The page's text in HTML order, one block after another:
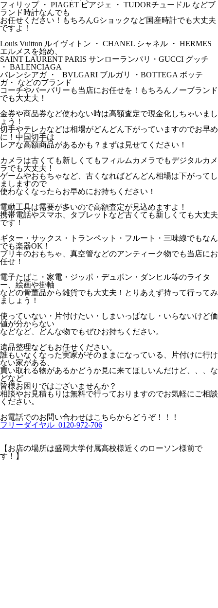
フィリップ ・ PIAGET ピアジェ ・ TUDORチュードル などブ
ランド時計なんでも
お任せください！もちろんGショックなど国産時計でも大丈夫
ですよ！
Louis Vuitton ルイヴィトン ・ CHANEL シャネル ・ HERMES
エルメスを始め、
SAINT LAURENT PARIS サンローランパリ・GUCCI グッチ
・ BALENCIAGA
バレンシアガ ・ BVLGARI ブルガリ ・BOTTEGA ボッテ
ガ・ などのブランド
コーチやバーバリーも当店にお任せを！もちろんノーブランド
でも大丈夫！
金券や商品券など使わない時は高額査定で現金化しちゃいまし
ょう！
切手やテレカなどは相場がどんどん下がっていますのでお早め
に！中国切手は
レアな高額商品があるかも？まずは見せてください！
カメラは古くても新しくてもフィルムカメラでもデジタルカメ
ラでも大丈夫！
ゲームやおもちゃなど、古くなればどんどん相場は下がってし
ましますので
使わなくなったらお早めにお持ちください！
電動工具は需要が多いので高額査定が見込めますよ！
携帯電話やスマホ、タブレットなど古くても新しくても大丈夫
です！
ギター・サックス・トランペット・フルート・三味線でもなん
でも楽器OK！
ブリキのおもちゃ、真空管などのアンティーク物でも当店にお
任せ！
電子たばこ・家電・ジッポ・デュポン・ダンヒル等のライタ
ー、絵画や掛軸
などの骨董品から雑貨でも大丈夫！とりあえず持って行ってみ
ましょう！
使っていない・片付けたい・しまいっぱなし・いらないけど価
値が分からない
などなど、どんな物でもぜひお持ちください。
遺品整理などもお任せください。
誰もいなくなった実家がそのままになっている、片付けに行け
ない家がある、
買い取れる物があるかどうか見に来てほしいんだけど、、、な
どなど
皆様お困りではございませんか？
相談やお見積もりは無料で行っておりますのでお気軽にご相談
ください。
お電話でのお問い合わせはこちらからどうぞ！！！
フリーダイヤル 0120-972-706
【お店の場所は盛岡大学付属高校様近くのローソン様前で
す！】